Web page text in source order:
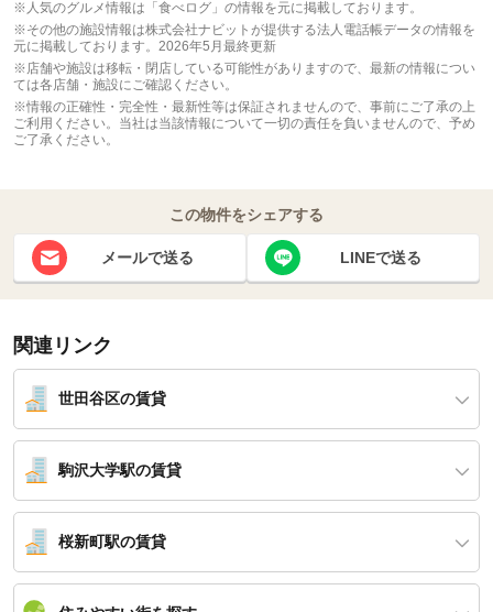
※人気のグルメ情報は「食べログ」の情報を元に掲載しております。
※その他の施設情報は株式会社ナビットが提供する法人電話帳データの情報を
元に掲載しております。2026年5月最終更新
※店舗や施設は移転・閉店している可能性がありますので、最新の情報につい
ては各店舗・施設にご確認ください。
※情報の正確性・完全性・最新性等は保証されませんので、事前にご了承の上
ご利用ください。当社は当該情報について一切の責任を負いませんので、予め
ご了承ください。
この物件をシェアする
メールで送る LINEで送る
関連リンク
世田谷区の賃貸
駒沢大学駅の賃貸
桜新町駅の賃貸